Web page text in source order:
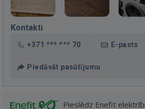
Kontakti
+371 *** *** 70 E-pasts
Piedāvāt pasūtījumu
Pieslēdz Enefit